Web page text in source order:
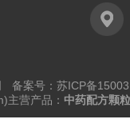
备案号： 苏ICP备
主营产品： 中药配方颗